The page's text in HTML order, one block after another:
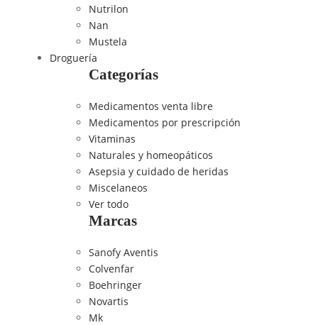
Nutrilon
Nan
Mustela
Droguería
Categorías
Medicamentos venta libre
Medicamentos por prescripción
Vitaminas
Naturales y homeopáticos
Asepsia y cuidado de heridas
Miscelaneos
Ver todo
Marcas
Sanofy Aventis
Colvenfar
Boehringer
Novartis
Mk